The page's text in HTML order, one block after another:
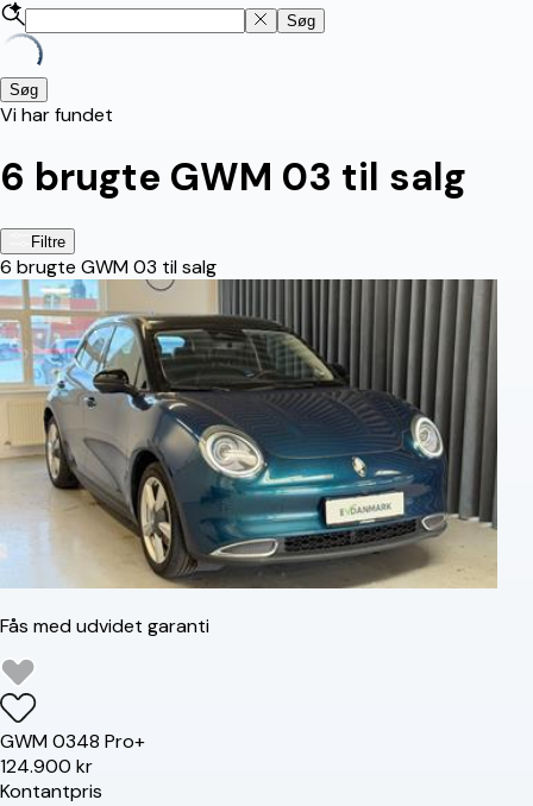
Søg
Søg
Vi har fundet
6 brugte GWM 03 til salg
Filtre
6 brugte GWM 03 til salg
Fås med udvidet garanti
GWM0348 Pro+
124.900 kr
Kontantpris